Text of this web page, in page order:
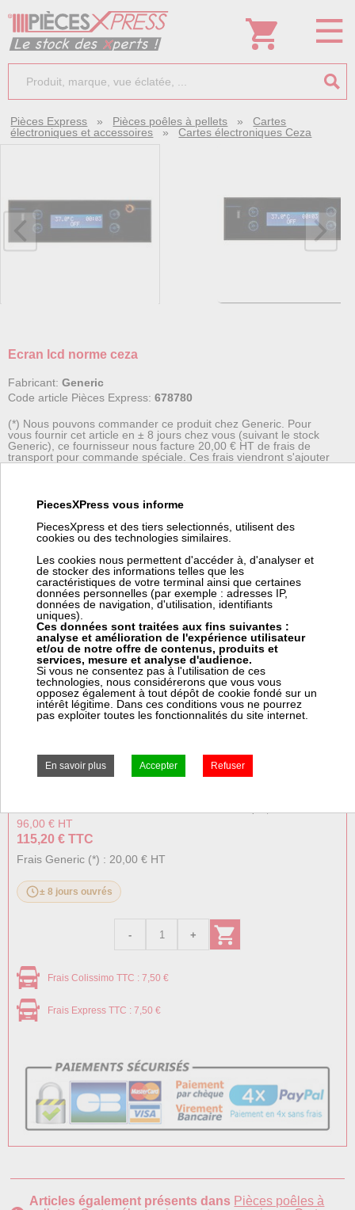
Pièces Express » Pièces poêles à pellets »Cartes
électroniques et accessoires »Cartes électroniques Ceza
Ecran lcd norme ceza
Fabricant: Generic
Code article Pièces Express: 678780
(*) Nous pouvons commander ce produit chez Generic. Pour
vous fournir cet article en ± 8 jours chez vous (suivant le stock
Generic), ce fournisseur nous facture 20,00 € HT de frais de
transport pour commande spéciale. Ces frais viendront s'ajouter
Panneau écran LCD BASE CEZA
- Récipient: horizontal
- Touches: 5 boutons
- Connexion: bifilaire
Panneau écran LCD BASE FPNCZ107P0AOT CEZA, très intuitif et
facile à utiliser.
Écran en 15 langues!
Le menu technique du panneau Base peut accéder à 2 niveaux
différents, Medium et Full.
Sonde...
+ d'informations sur l'article
96,00 € HT
115,20 € TTC
Frais Generic (*) : 20,00 € HT
± 8 jours ouvrés
Frais Colissimo TTC : 7,50 €
Frais Express TTC : 7,50 €
Articles également présents dans Pièces poêles à
PiecesXPress vous informe
PiecesXpress et des tiers selectionnés, utilisent des
cookies ou des technologies similaires.
Les cookies nous permettent d'accéder à, d'analyser et
de stocker des informations telles que les
caractéristiques de votre terminal ainsi que certaines
données personnelles (par exemple : adresses IP,
données de navigation, d'utilisation, identifiants
uniques).
Ces données sont traitées aux fins suivantes :
analyse et amélioration de l'expérience utilisateur
et/ou de notre offre de contenus, produits et
services, mesure et analyse d'audience.
Si vous ne consentez pas à l'utilisation de ces
technologies, nous considérerons que vous vous
opposez également à tout dépôt de cookie fondé sur un
intérêt légitime. Dans ces conditions vous ne pourrez
pas exploiter toutes les fonctionnalités du site internet.